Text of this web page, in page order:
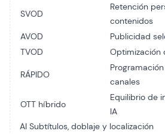
SVOD
Retención
contenidos
AVOD
Publicidad
TVOD
Optimización
RÁPIDO
canales
OTT híbrido
Equilibrio de
IA
AI Subtítulos, doblaje y localización